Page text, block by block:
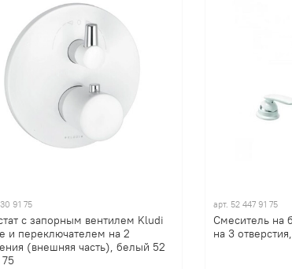
91 75
с запорным вентилем Kludi
и переключателем на 2
(внешняя часть), белый 52
75
арт. 52 447 91 75
Смеситель на
на 3